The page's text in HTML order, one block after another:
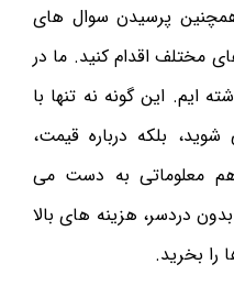
همچنین پرسیدن سوال های
مختلف اقدام کنید. ما در
ایم. این گونه‌ نه تنها با
بلکه درباره قیمت،
هم معلوماتی به دست می
دردسر، هزینه های بالا
را بخرید.